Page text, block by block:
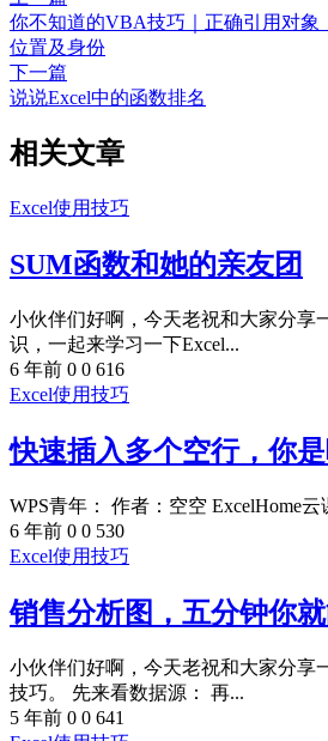
你不知道的VBA技巧｜正确引用对象
位置及身份
下一篇
说说Excel中的函数排名
相关文章
Excel使用技巧
SUM函数和她的亲友团
小伙伴们好啊，今天老祝和大家分享
识，一起来学习一下Excel...
6 年前 0 0 616
Excel使用技巧
快速插入多个空行，你
WPS青年： 作者：空空 ExcelHome
6 年前 0 0 530
Excel使用技巧
销售分析图，五分钟你
小伙伴们好啊，今天老祝和大家分享
技巧。 先来看数据源： 再...
5 年前 0 0 641